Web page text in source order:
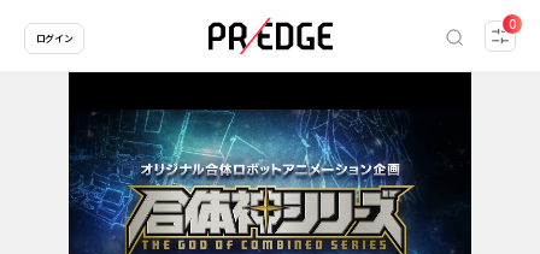
0
ログイン